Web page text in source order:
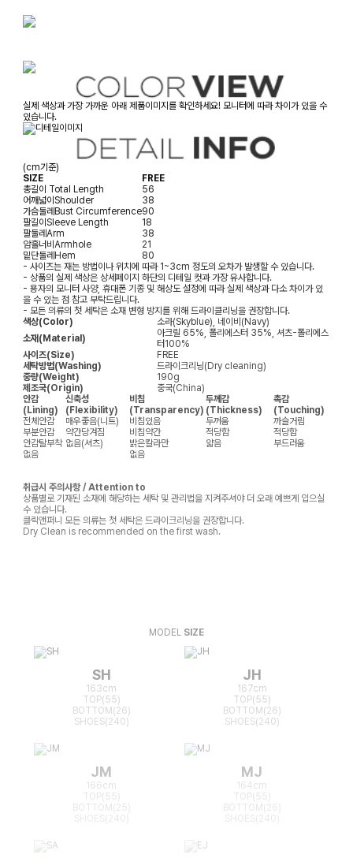
실제 색상과 가장 가까운 아래 제품이미지를 확인하세요! 모니터에 따라 차이가 있을 수
있습니다.
(cm기준)
SIZE
FREE
총길이 Total Length
56
어깨넓이Shoulder
38
가슴둘레Bust Circumference90
팔길이Sleeve Length
18
팔둘레Arm
38
암홀너비Armhole
21
밑단둘레Hem
80
- 사이즈는 재는 방법이나 위치에 따라 1~3cm 정도의 오차가 발생할 수 있습니다.
- 상품의 실제 색상은 상세페이지 하단의 디테일 컷과 가장 유사합니다.
- 용자의 모니터 사양, 휴대폰 기종 및 해상도 설정에 따라 실제 색상과 다소 차이가 있
을 수 있는 점 참고 부탁드립니다.
- 모든 의류의 첫 세탁은 소재 변형 방지를 위해 드라이클리닝을 권장합니다.
색상(Color)
소라(Skyblue), 네이비(Navy)
소재(Material)
아크릴 65%, 폴리에스터 35%, 셔츠-폴리에스
터100%
사이즈(Size)
FREE
세탁방법(Washing)
드라이크리닝(Dry cleaning)
중량(Weight)
190g
제조국(Origin)
중국(China)
안감
(Lining)
신축성
(Flexibility)
비침
(Transparency)
두께감
(Thickness)
촉감
(Touching)
전체안감
매우좋음(니트) 비침있음 두꺼움
까슬거림
부분안감
약간당겨짐 비침약간 적당함
적당함
안감탈부착 없음(셔츠) 밝은칼라만 얇음
부드러움
없음
없음
취급시 주의사항 / Attention to
상품별로 기재된 소재에 해당하는 세탁 및 관리법을 지켜주셔야 더 오래 예쁘게 입으실
수 있습니다.
클릭앤퍼니 모든 의류는 첫 세탁은 드라이크리닝을 권장합니다.
Dry Clean is recommended on the first wash.
MODEL SIZE
SH
163cm
TOP(55)
BOTTOM(26)
SHOES(240)
JH
167cm
TOP(55)
BOTTOM(26)
SHOES(240)
JM
166cm
TOP(55)
BOTTOM(25)
MJ
164cm
TOP(55)
BOTTOM(26)